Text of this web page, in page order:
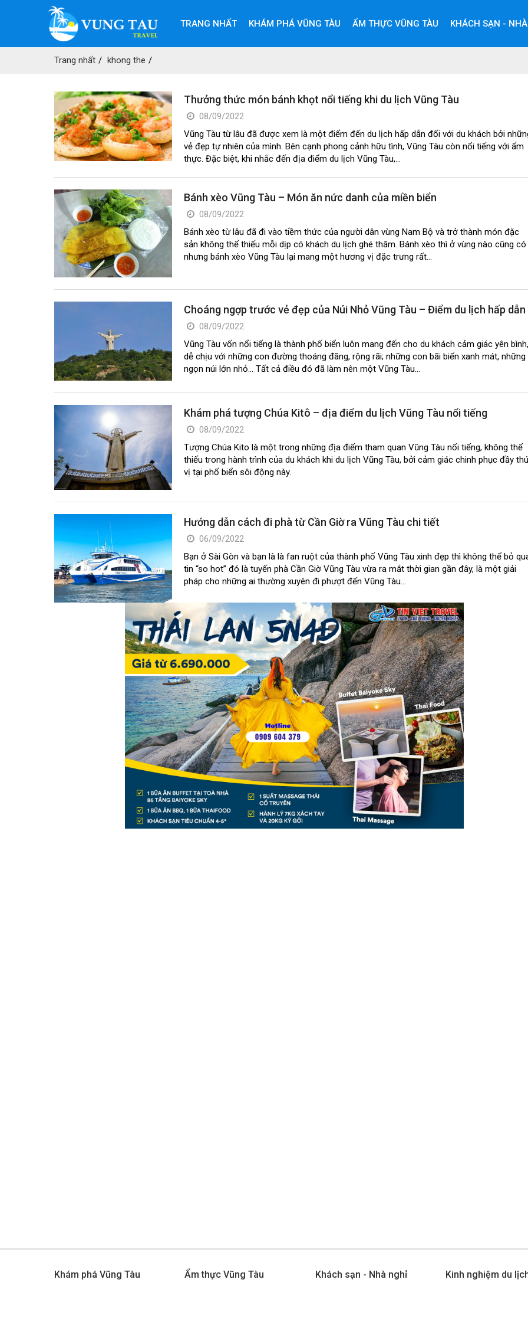
TRANG NHẤT KHÁM PHÁ VŨNG TÀU ẨM THỰC VŨNG TÀU KHÁCH SẠN -
Trang nhất khong the
Thưởng thức món bánh khọt nổi tiếng khi du lịch Vũng Tàu
08/09/2022
Vũng Tàu từ lâu đã được xem là một điểm đến du lịch hấp dẫn đối với du khách bởi
vẻ đẹp tự nhiên của mình. Bên cạnh phong cảnh hữu tình, Vũng Tàu còn nổi tiếng với ẩm
thực. Đặc biệt, khi nhắc đến địa điểm du lịch Vũng Tàu,...
Bánh xèo Vũng Tàu – Món ăn nức danh của miền biển
08/09/2022
Bánh xèo từ lâu đã đi vào tiềm thức của người dân vùng Nam Bộ và trở thành món đặc
sản không thể thiếu mỗi dịp có khách du lịch ghé thăm. Bánh xèo thì ở vùng nào cũng có
nhưng bánh xèo Vũng Tàu lại mang một hương vị đặc trưng rất...
Choáng ngợp trước vẻ đẹp của Núi Nhỏ Vũng Tàu – Điểm du lịch hấp dẫn
08/09/2022
Vũng Tàu vốn nổi tiếng là thành phố biển luôn mang đến cho du khách cảm giác yên bình,
dễ chịu với những con đường thoáng đãng, rộng rãi; những con bãi biển xanh mát, những
ngọn núi lớn nhỏ… Tất cả điều đó đã làm nên một Vũng Tàu...
Khám phá tượng Chúa Kitô – địa điểm du lịch Vũng Tàu nổi tiếng
08/09/2022
Tượng Chúa Kito là một trong những địa điểm tham quan Vũng Tàu nổi tiếng, không thể
thiếu trong hành trình của du khách khi du lịch Vũng Tàu, bởi cảm giác chinh phục đầy thú
vị tại phố biển sôi động này.
Hướng dẫn cách đi phà từ Cần Giờ ra Vũng Tàu chi tiết
06/09/2022
Bạn ở Sài Gòn và bạn là là fan ruột của thành phố Vũng Tàu xinh đẹp thì không thể bỏ
tin “so hot” đó là tuyến phà Cần Giờ Vũng Tàu vừa ra mắt thời gian gần đây, là một giải
pháp cho những ai thường xuyên đi phượt đến Vũng Tàu...
Khám phá Vũng Tàu Ẩm thực Vũng Tàu Khách sạn - Nhà nghỉ Kinh nghiệm du